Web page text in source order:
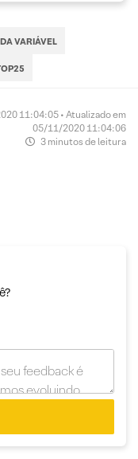
VARIÁVEL
11:04:05 • Atualizado em
05/11/2020 11:04:06
3 minutos de leitura